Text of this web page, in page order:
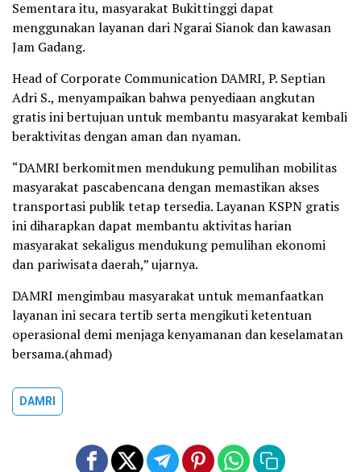
Sementara itu, masyarakat Bukittinggi dapat
menggunakan layanan dari Ngarai Sianok dan kawasan
Jam Gadang.
Head of Corporate Communication DAMRI, P. Septian
Adri S., menyampaikan bahwa penyediaan angkutan
gratis ini bertujuan untuk membantu masyarakat kembali
beraktivitas dengan aman dan nyaman.
“DAMRI berkomitmen mendukung pemulihan mobilitas
masyarakat pascabencana dengan memastikan akses
transportasi publik tetap tersedia. Layanan KSPN gratis
ini diharapkan dapat membantu aktivitas harian
masyarakat sekaligus mendukung pemulihan ekonomi
dan pariwisata daerah,” ujarnya.
DAMRI mengimbau masyarakat untuk memanfaatkan
layanan ini secara tertib serta mengikuti ketentuan
operasional demi menjaga kenyamanan dan keselamatan
bersama.(ahmad)
DAMRI